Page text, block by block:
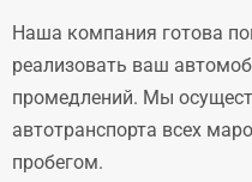
Наша компания готова
реализовать ваш
промедлений. Мы
автотранспорта всех
пробегом.